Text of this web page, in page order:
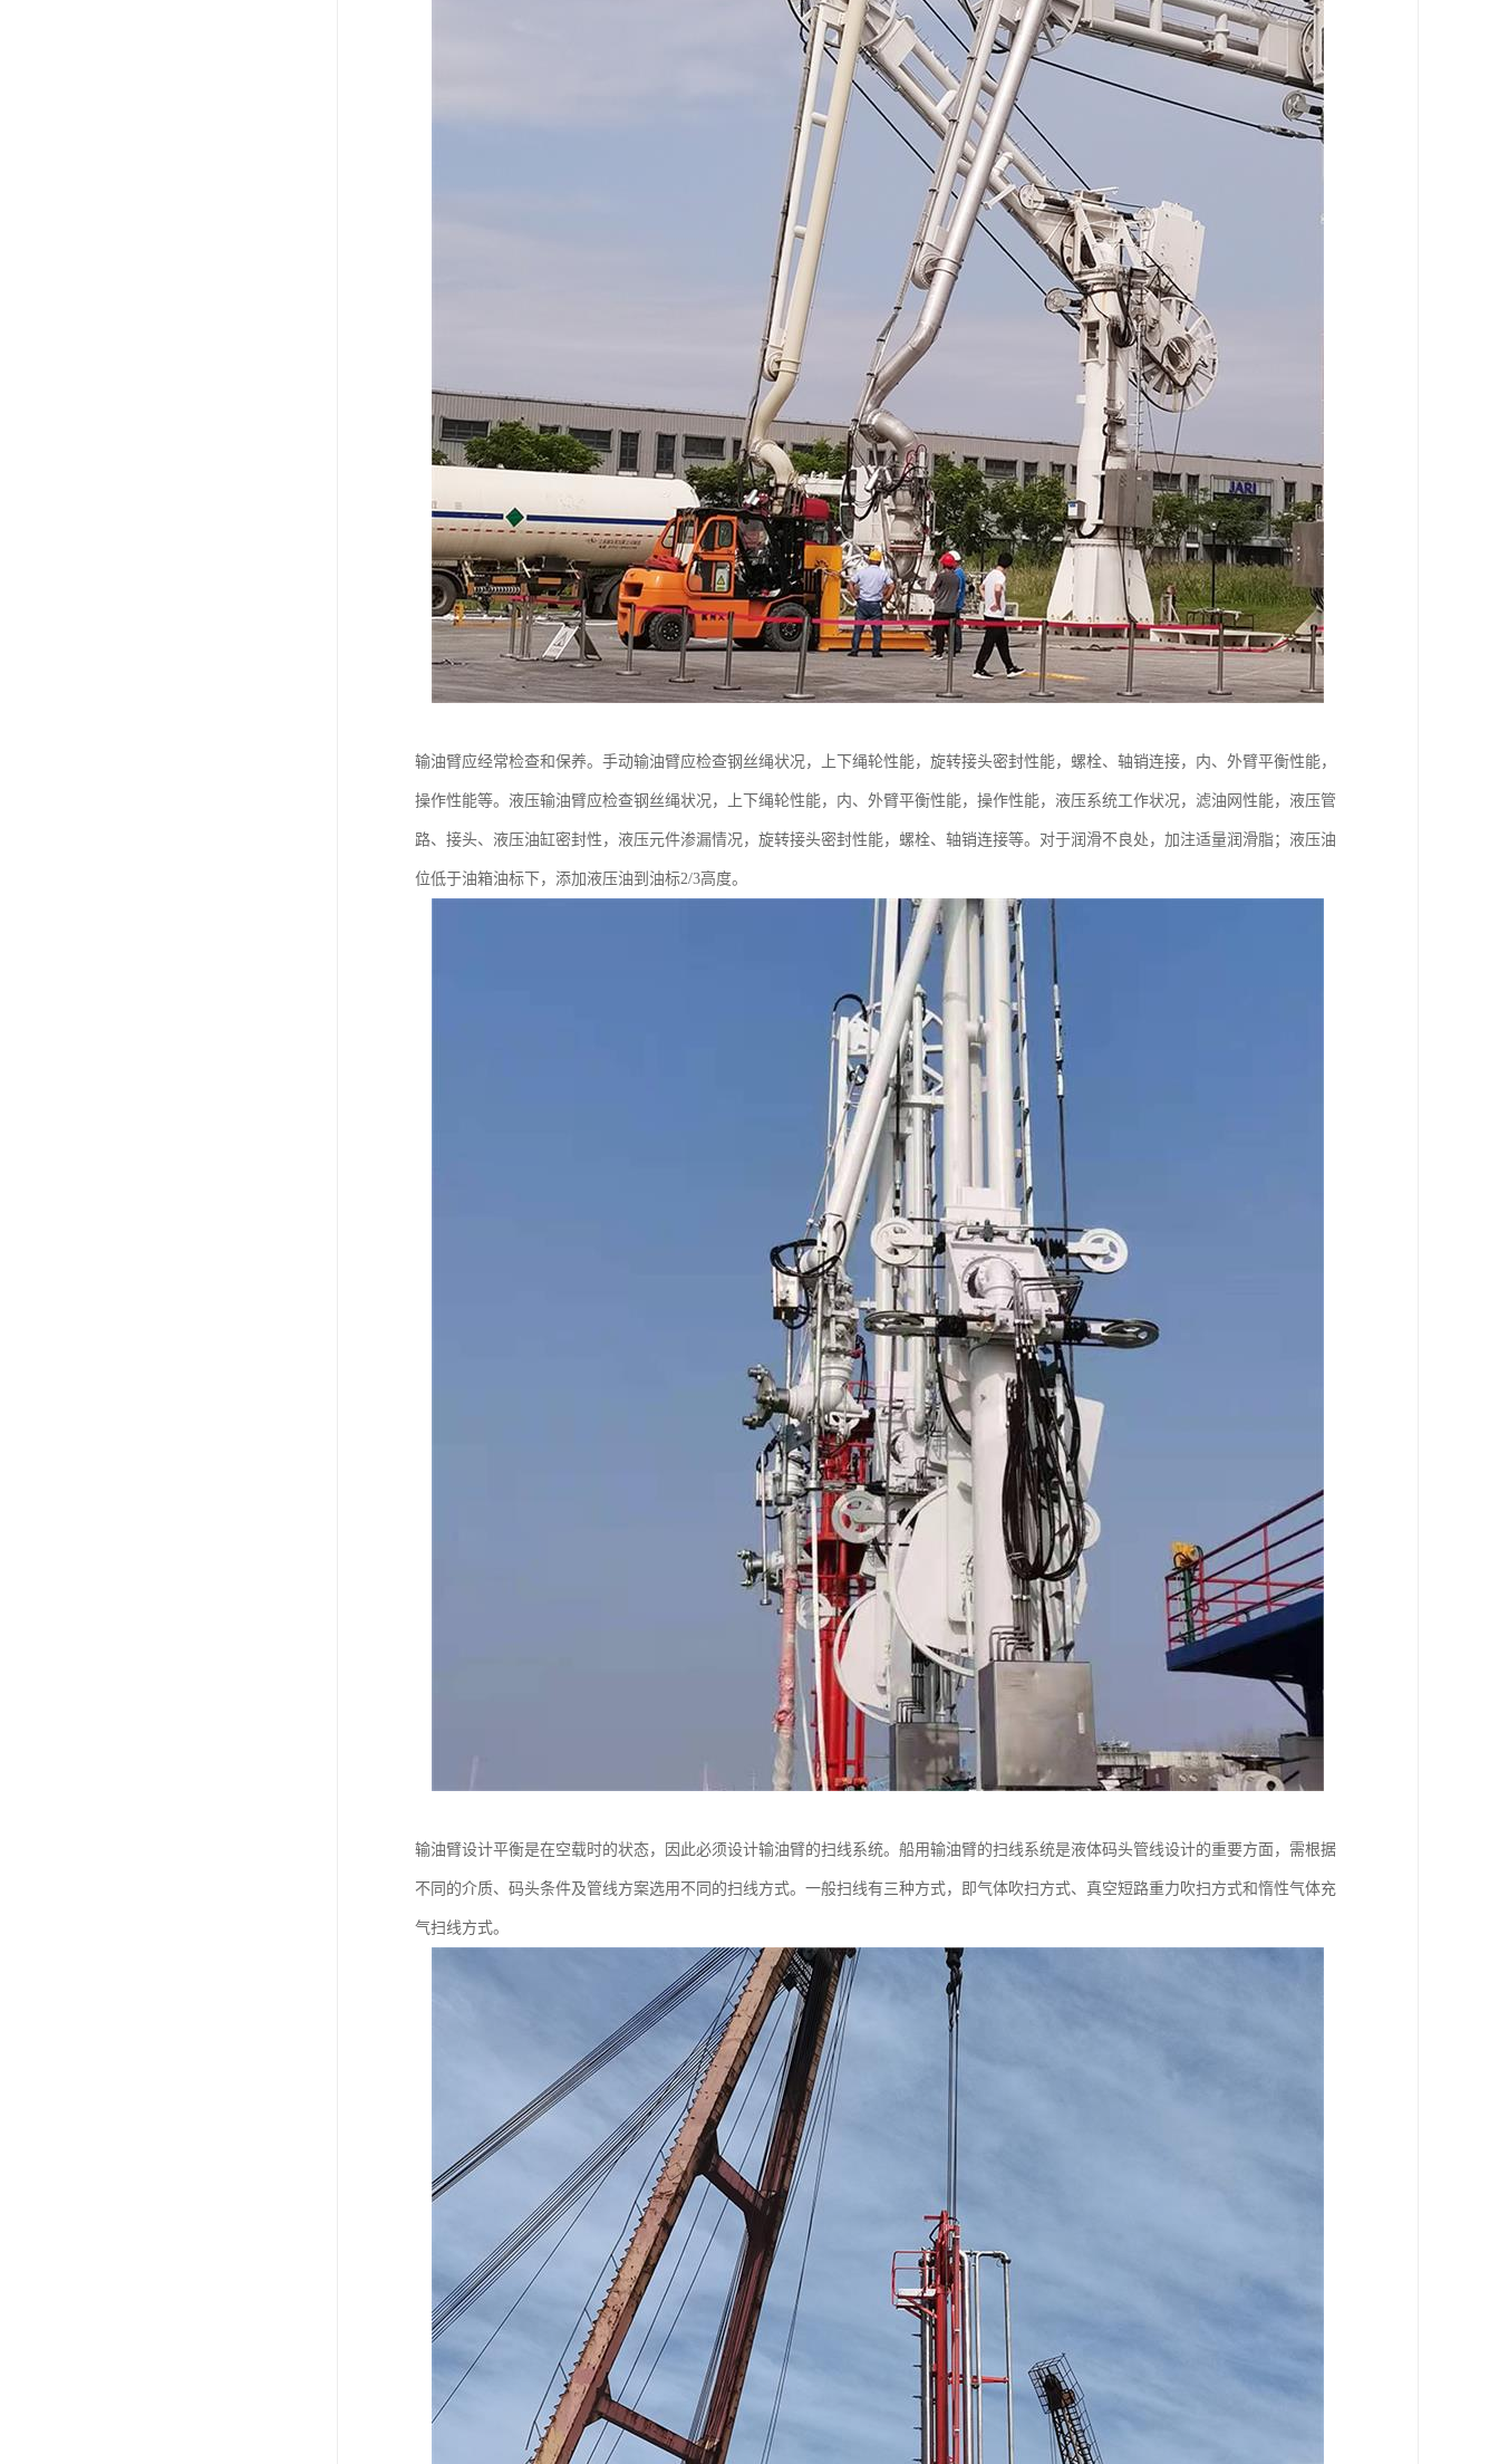
输油臂应经常检查和保养。手动输油臂应检查钢丝绳状况，上下绳轮性能，旋转接头密封性能，螺栓、轴销连接，内、外臂平衡性能，
操作性能等。液压输油臂应检查钢丝绳状况，上下绳轮性能，内、外臂平衡性能，操作性能，液压系统工作状况，滤油网性能，液压管
路、接头、液压油缸密封性，液压元件渗漏情况，旋转接头密封性能，螺栓、轴销连接等。对于润滑不良处，加注适量润滑脂；液压油
位低于油箱油标下，添加液压油到油标2/3高度。
输油臂设计平衡是在空载时的状态，因此必须设计输油臂的扫线系统。船用输油臂的扫线系统是液体码头管线设计的重要方面，需根据
不同的介质、码头条件及管线方案选用不同的扫线方式。一般扫线有三种方式，即气体吹扫方式、真空短路重力吹扫方式和惰性气体充
气扫线方式。